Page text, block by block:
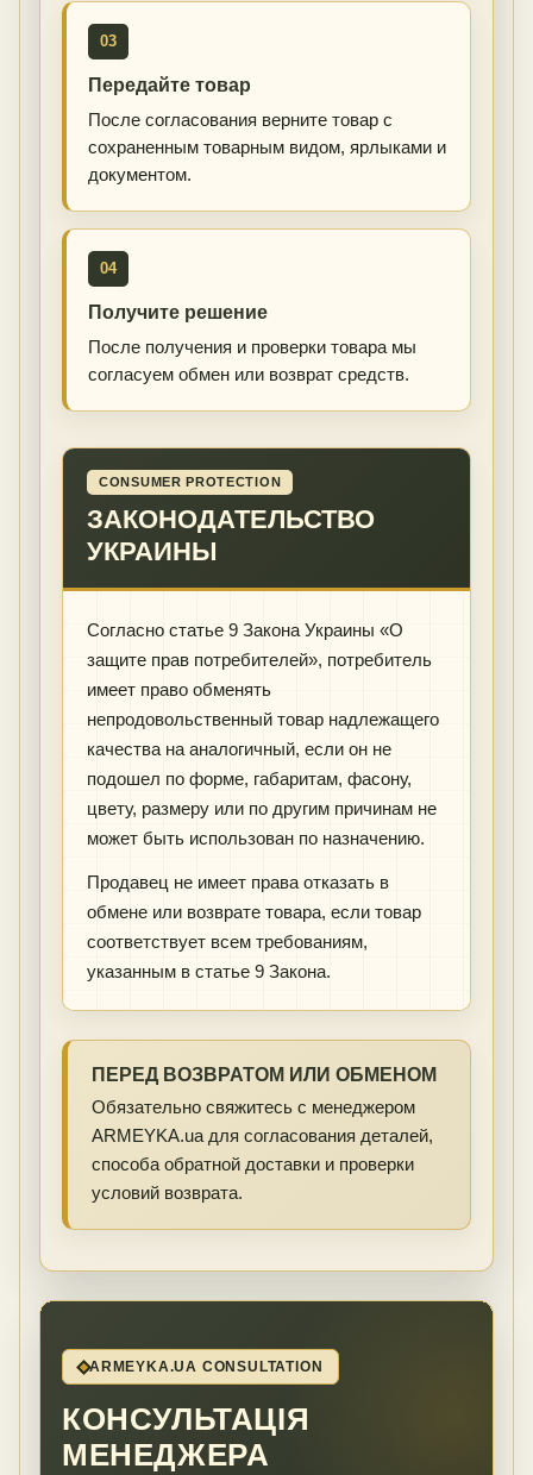
03
Передайте товар
После согласования верните товар с
сохраненным товарным видом, ярлыками и
документом.
04
Получите решение
После получения и проверки товара мы
согласуем обмен или возврат средств.
CONSUMER PROTECTION
ЗАКОНОДАТЕЛЬСТВО
УКРАИНЫ
Согласно статье 9 Закона Украины «О
защите прав потребителей», потребитель
имеет право обменять
непродовольственный товар надлежащего
качества на аналогичный, если он не
подошел по форме, габаритам, фасону,
цвету, размеру или по другим причинам не
может быть использован по назначению.
Продавец не имеет права отказать в
обмене или возврате товара, если товар
соответствует всем требованиям,
указанным в статье 9 Закона.
ПЕРЕД ВОЗВРАТОМ ИЛИ ОБМЕНОМ
Обязательно свяжитесь с менеджером
ARMEYKA.ua для согласования деталей,
способа обратной доставки и проверки
условий возврата.
ARMEYKA.UA CONSULTATION
КОНСУЛЬТАЦІЯ
МЕНЕДЖЕРА